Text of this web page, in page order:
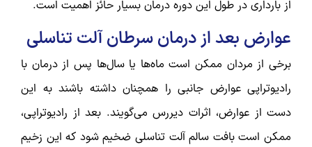
از بارداری در طول این دوره درمان بسیار حائز اهمیت است.
عوارض بعد از درمان سرطان آلت تناسلی
برخی از مردان ممکن است ماه‌ها یا سال‌ها پس از درمان با
رادیوتراپی عوارض جانبی را همچنان داشته باشند به این‌
دست از عوارض، اثرات دیررس می‌گویند. بعد از رادیوتراپی،
ممکن است بافت سالم آلت تناسلی ضخیم شود که این زخیم